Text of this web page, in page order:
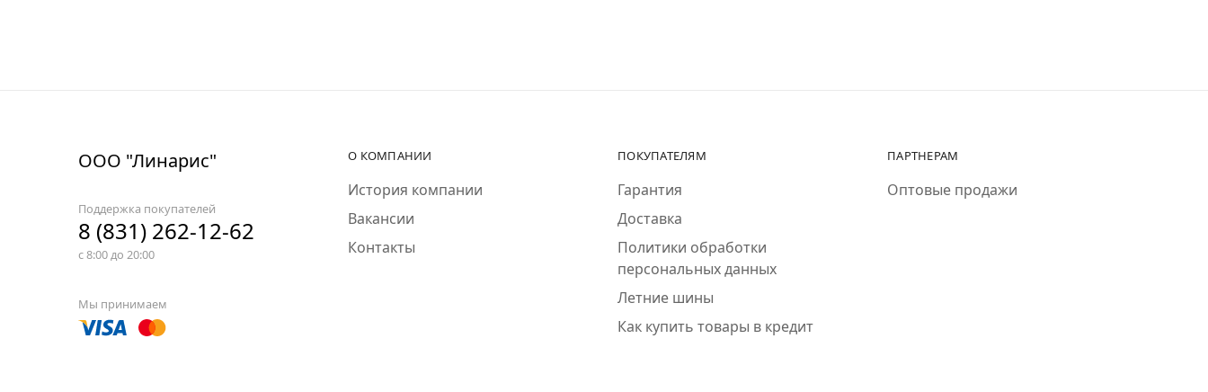
ООО "Линарис"
Поддержка покупателей
8 (831) 262-12-62
с 8:00 до 20:00
Мы принимаем
О КОМПАНИИ
История компании
Вакансии
Контакты
ПОКУПАТЕЛЯМ
Гарантия
Доставка
Политики обработки
персональных данных
Летние шины
Как купить товары в кредит
ПАРТНЕРАМ
Оптовые продажи